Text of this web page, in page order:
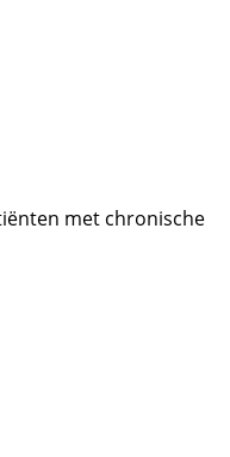
met chronische